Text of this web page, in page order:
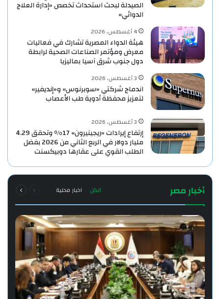
الصيدلة لبحث استحداث تخصص «إدارة العلاج
الدوائي»
4 أغسطس، 2026
هيئة الدواء المصرية تشارك في فعاليات
معرض ومؤتمر الصناعات الصحية لرابطة
دول جنوب شرق آسيا بماليزيا
3 أغسطس، 2026
اندماج شركتي «سوبرنوس» و«إنديفير»
لتعزيز محفظة أدوية طب الأعصاب
3 أغسطس، 2026
إرتفاع إيرادات «ريجينيرون» 17% وتحقق 4.29
مليار دولار في الربع الثاني من 2026 بفضل
الطلب القوي على عقارها دوبيكسنت
أخبار مصر الكل اخبار محلية الصفحةالصفحة